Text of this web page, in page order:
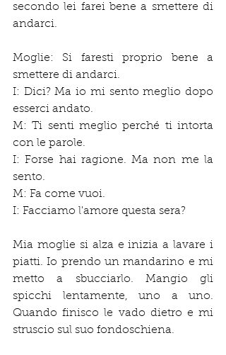
secondo lei farei bene a smettere di
andarci.
Moglie: Si faresti proprio bene a
smettere di andarci.
I: Dici? Ma io mi sento meglio dopo
esserci andato.
M: Ti senti meglio perché ti intorta
con le parole.
I: Forse hai ragione. Ma non me la
sento.
M: Fa come vuoi.
I: Facciamo l'amore questa sera?
Mia moglie si alza e inizia a lavare i
piatti. Io prendo un mandarino e mi
metto a sbucciarlo. Mangio gli
spicchi lentamente, uno a uno.
Quando finisco le vado dietro e mi
struscio sul suo fondoschiena.